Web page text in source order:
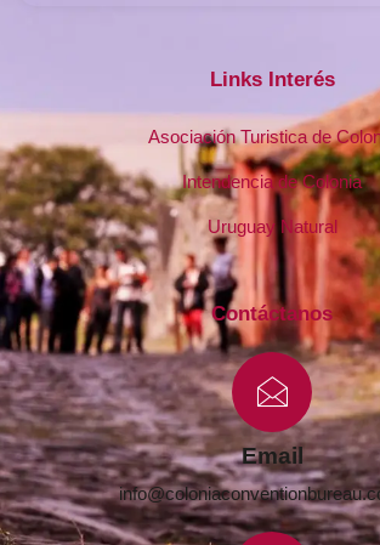
Links Interés
Asociación Turistica de
Intendencia de Colonia
Uruguay Natural
Contáctanos
Email